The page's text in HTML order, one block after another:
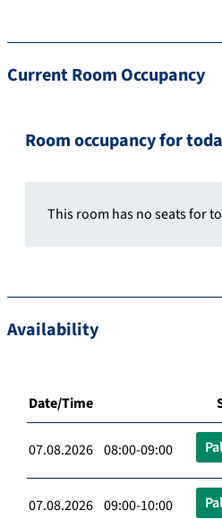
Current Room Occupancy
Room occupancy for
This room has no seats for
Availability
Date/Time
07.08.2026 08:00-09:00
07.08.2026 09:00-10:00